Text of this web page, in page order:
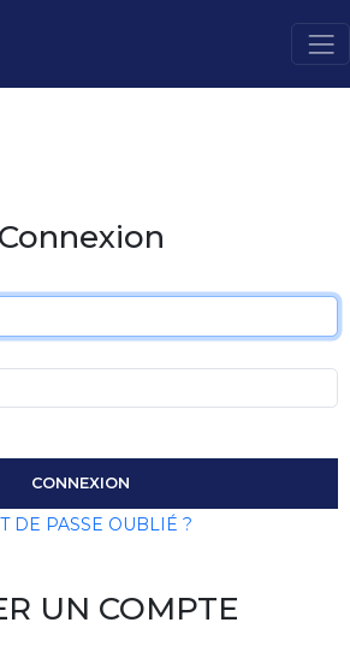
Connexion
CONNEXION
DE PASSE OUBLIÉ ?
UN COMPTE